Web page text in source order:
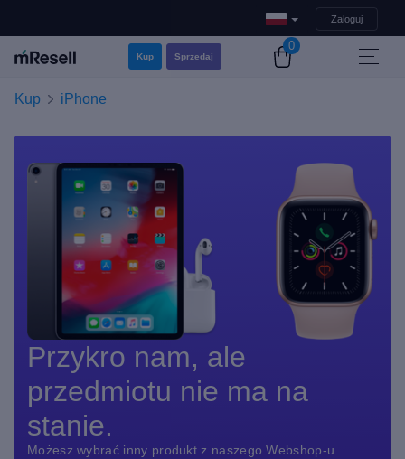
Zaloguj
Kup Sprzedaj
0
Kup iPhone
Przykro nam, ale
przedmiotu nie ma na
stanie.
Możesz wybrać inny produkt z naszego Webshop-u